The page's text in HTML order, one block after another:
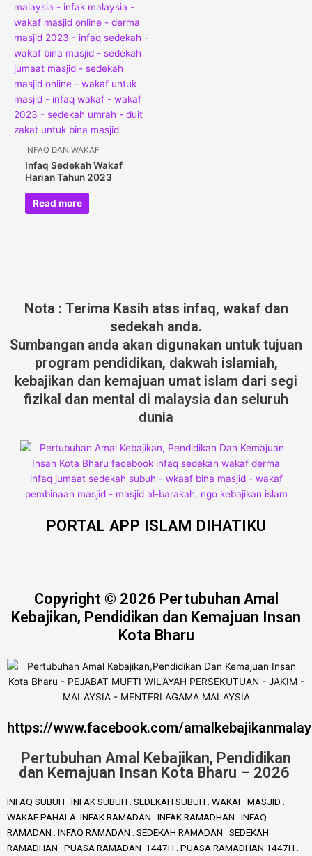
INFAQ DAN WAKAF
Infaq Sedekah Wakaf
Harian Tahun 2023
Read more
Nota : Terima Kasih atas infaq, wakaf dan
sedekah anda.
Sumbangan anda akan digunakan untuk tujuan
program pendidikan, dakwah islamiah,
kebajikan dan kemajuan umat islam dari segi
fizikal dan mental di malaysia dan seluruh
dunia
PORTAL APP ISLAM DIHATIKU
Copyright © 2026 Pertubuhan Amal
Kebajikan, Pendidikan dan Kemajuan Insan
Kota Bharu
https://www.facebook.com/
Pertubuhan Amal Kebajikan, Pendidikan
dan Kemajuan Insan Kota Bharu – 2026
INFAQ SUBUH . INFAK SUBUH . SEDEKAH SUBUH . WAKAF MASJID .
WAKAF PAHALA. INFAK RAMADAN . INFAK RAMADHAN . INFAQ
RAMADAN . INFAQ RAMADAN . SEDEKAH RAMADAN. SEDEKAH
RAMADHAN . PUASA RAMADAN 1447H . PUASA RAMADHAN 1447H .